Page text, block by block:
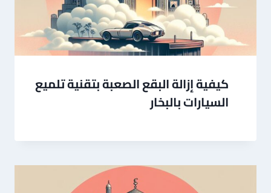
كيفية إزالة البقع الصعبة بتقنية تلميع
السيارات بالبخار